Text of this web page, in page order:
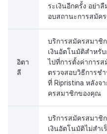
ระเงินอีกครั้ง อย่า
อบสถานะการสมัค
อิตา
ลี
บริการสมัครสมาชิ
เงินอัตโนมัติสำหรั
ไปที่การตั้งค่าการส
ตรวจสอบวิธีการช
ที่ Ripristina หลังจ
ครสมาชิกของคุณ
บริการสมัครสมาชิ
เงินอัตโนมัติไม่สำ